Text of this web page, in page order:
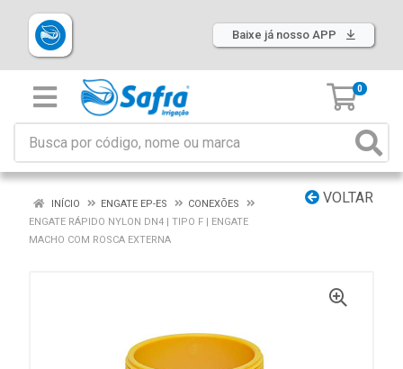
Baixe já nosso APP
0
VOLTAR
INÍCIO ENGATE EP-ES
CONEXÕES
ENGATE RÁPIDO NYLON DN4 | TIPO F | ENGATE
MACHO COM ROSCA EXTERNA